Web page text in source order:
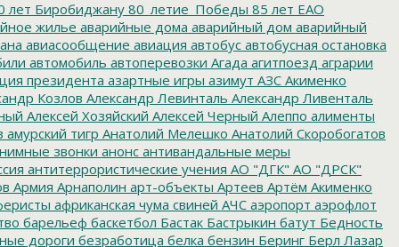
лет Биробиджану80_летие_Победы 85 лет ЕАО
жилье аварийные дома аварийный дом аварийный
авиасообщение авиация автобус автобусная остановка
автомобиль автоперевозки Агада агитпоезд аграрии
президента азартные игры азимут АЗС Акименко
Козлов Александр Левинталь Александр Ливенталь
Алексей Хозяйский Алексей Черный Алеппо алименты
амурский тигр Анатолий Мелешко Анатолий Скоробогатов
звонки анонс антивандальные меры
антитеррористические учения АО "ДГК" АО "ДРСК"
Армия Арнаполин арт-объекты Артеев Артём Акименко
африканская чума свиней АЧС аэропорт аэрофлот
барельеф баскетбол Бастак Бастрыкин батут Бедность
дороги безработица белка бензин Беринг Берл Лазар